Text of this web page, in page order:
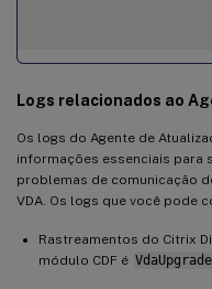
Logs relacionados ao
Os logs do Agente de
informações essenciais para
problemas de comunicação
VDA. Os logs que você pode
Rastreamentos do Citrix
módulo CDF é